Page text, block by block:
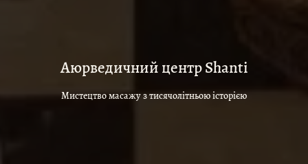
Аюрведичний центр Shanti
Мистецтво масажу з тисячолітньою історією